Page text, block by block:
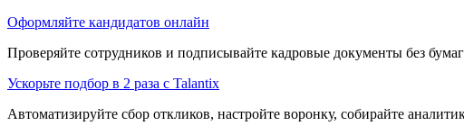
Оформляйте кандидатов онлайн
Проверяйте сотрудников и подписывайте кадровые документы без
Ускорьте подбор в 2 раза с Talantix
Автоматизируйте сбор откликов, настройте воронку, собирайте